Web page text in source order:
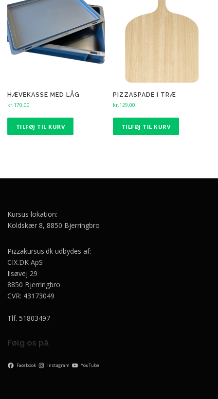
HÆVEKASSE MED LÅG
kr.170,00
TILFØJ TIL KURV
PIZZASPADE I TRÆ
kr.129,00
TILFØJ TIL KURV
Kursus lokation:
Koldskær 8, 8850 Bjerringbro
Pizzakursus.dk udbydes af:
CIX.DK ApS
Ilsøvej 29
8850 Bjerringbro
CVR: 43173049
Tlf. 51803497
Følg os på
Facebook Instagram YouTube